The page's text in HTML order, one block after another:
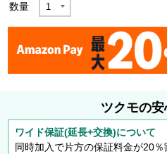
数量
ツクモの安
ワイド保証(延長+交換)について
同時加入で片方の保証料金が20％